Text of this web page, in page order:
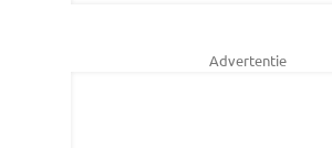
Advertentie